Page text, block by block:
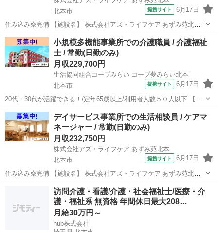
北本市
提携サイト 6月17日
住み込み寮完備 【施設名】 株式会社アズ・ライフケア あずみ苑北本
【勤務地】 埼玉県 北本市 【アクセス】 北本駅から徒歩21分 北本駅/
桶川駅/鴻巣駅 【雇用形態】常勤(日勤のみ) 【募集職種】生活相談員
【...
埼玉 北本市 介護福祉士
小規模多機能事業所での介護職員 / 介護福祉
士 / 常勤(日勤のみ)
月収229,700円
生活協同組合コープみらい コープ夢みらい北本
北本市
提携サイト 6月17日
20代・30代が活躍できる！/定年65歳以上/利用者人数５０人以下 【施
設名】 生活協同組合コープみらい コープ夢みらい北本 【勤務地】 埼
玉県 北本市 【アクセス】 北本駅から徒歩24分 北本駅/桶川駅/0駅
【雇...
埼玉 北本市 介護福祉士
デイサービス事業所での生活相談員 / ケアマ
ネージャー / 常勤(日勤のみ)
月収232,750円
株式会社アズ・ライフケア あずみ苑北本
北本市
提携サイト 6月17日
住み込み寮完備 【施設名】 株式会社アズ・ライフケア あずみ苑北本
【勤務地】 埼玉県 北本市 【アクセス】 北本駅から徒歩21分 北本駅/
北本市 介護士
訪問介護・看護/介護・社会福祉士/医療・介
護・福祉系 無資格 年間休日最大208…
月給30万円～
hub株式会社